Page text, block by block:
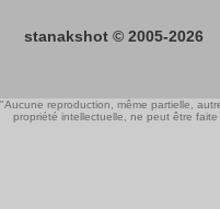
stanakshot © 2005-2026
"Aucune reproduction, même partielle,
propriété intellectuelle, ne peut être